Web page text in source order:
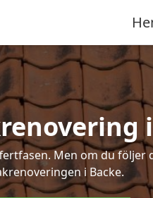
Men om du
i Backe.